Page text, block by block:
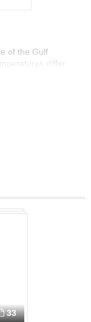
of the Gulf
differ
climate,
°F) in winter or
33